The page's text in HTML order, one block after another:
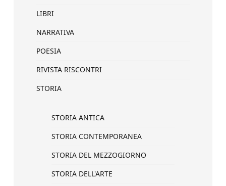
LIBRI
NARRATIVA
POESIA
RIVISTA RISCONTRI
STORIA
STORIA ANTICA
STORIA CONTEMPORANEA
STORIA DEL MEZZOGIORNO
STORIA DELL'ARTE